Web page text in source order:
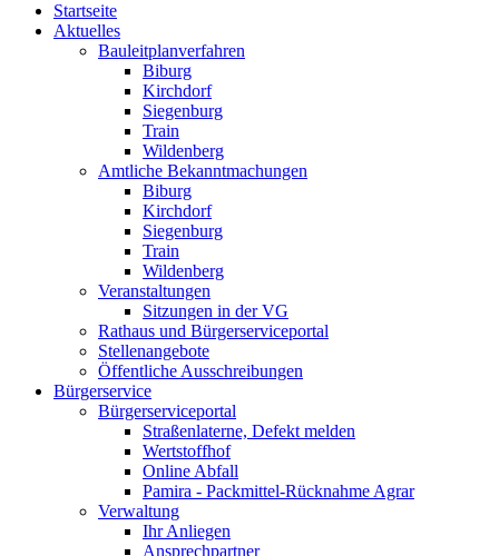
Startseite
Aktuelles
Bauleitplanverfahren
Biburg
Kirchdorf
Siegenburg
Train
Wildenberg
Amtliche Bekanntmachungen
Biburg
Kirchdorf
Siegenburg
Train
Wildenberg
Veranstaltungen
Sitzungen in der VG
Rathaus und Bürgerserviceportal
Stellenangebote
Öffentliche Ausschreibungen
Bürgerservice
Bürgerserviceportal
Straßenlaterne, Defekt melden
Wertstoffhof
Online Abfall
Pamira - Packmittel-Rücknahme Agrar
Verwaltung
Ihr Anliegen
Ansprechpartner